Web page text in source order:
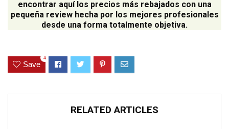
encontrar aquí los precios más rebajados con una
pequeña review hecha por los mejores profesionales
desde una forma totalmente objetiva.
Save
4
RELATED ARTICLES